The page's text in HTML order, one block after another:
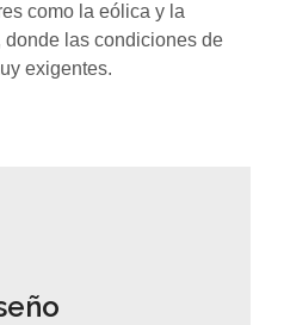
como la eólica y la
donde las condiciones de
exigentes.